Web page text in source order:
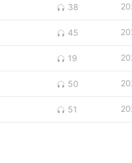
38
45
19
50
51